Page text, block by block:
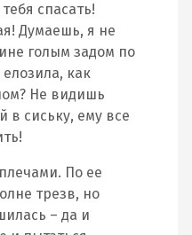
спасать!
Думаешь, я не
голым задом по
как
Не видишь
в сиську, ему все
По ее
трезв, но
– да и